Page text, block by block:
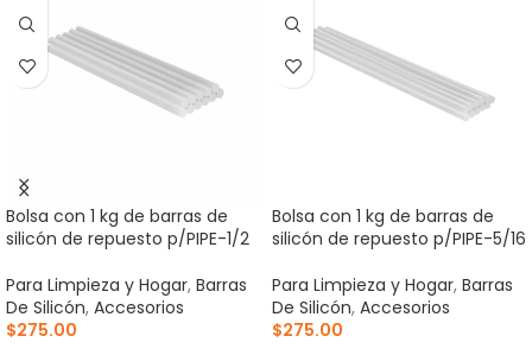
Bolsa con 1 kg de barras de
silicón de repuesto p/PIPE-1/2
Para Limpieza y Hogar, Barras
De Silicón, Accesorios
$275.00
Bolsa con 1 kg de barras de
silicón de repuesto p/PIPE-5/16
Para Limpieza y Hogar, Barras
De Silicón, Accesorios
$275.00